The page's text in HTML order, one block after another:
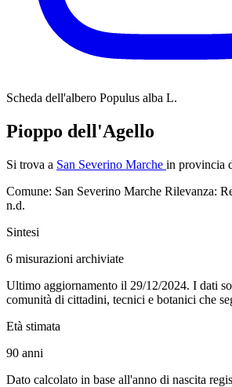
Scheda dell'albero Populus alba L.
Pioppo dell'Agello
Si trova a San Severino Marche in provincia
Comune: San Severino Marche Rilevanza:
n.d.
Sintesi
6 misurazioni archiviate
Ultimo aggiornamento il 29/12/2024. I dati
comunità di cittadini, tecnici e botanici che
Età stimata
90 anni
Dato calcolato in base all'anno di nascita